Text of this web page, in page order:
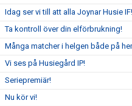
Idag ser vi till att alla Joynar Husie IF!
Ta kontroll över din elförbrukning!
Många matcher i helgen både på
Vi ses på Husiegård IP!
Seriepremiär!
Nu kör vi!